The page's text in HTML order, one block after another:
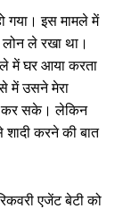
गया। इस मामले में
ले रखा था।
में घर आया करता
में उसने मेरा
कर सके। लेकिन
शादी करने की बात